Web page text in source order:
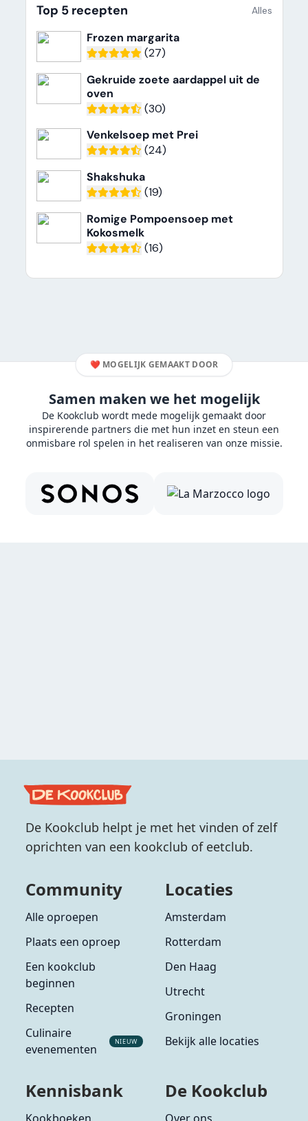
Top 5 recepten Alles
Frozen margarita
(27)
Gekruide zoete aardappel uit de
oven
(30)
Venkelsoep met Prei
(24)
Shakshuka
(19)
Romige Pompoensoep met
Kokosmelk
(16)
❤️ MOGELIJK GEMAAKT DOOR
Samen maken we het mogelijk
De Kookclub wordt mede mogelijk gemaakt door
inspirerende partners die met hun inzet en steun een
onmisbare rol spelen in het realiseren van onze missie.
De Kookclub helpt je met het vinden of zelf
oprichten van een kookclub of eetclub.
Community
Alle oproepen
Plaats een oproep
Een kookclub
beginnen
Recepten
Culinaire
evenementen
NIEUW
Locaties
Amsterdam
Rotterdam
Den Haag
Utrecht
Groningen
Bekijk alle locaties
Kennisbank De Kookclub